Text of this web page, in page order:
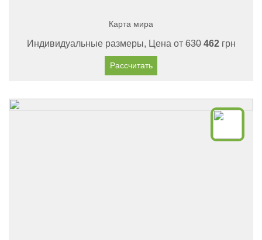
Карта мира
Индивидуальные размеры, Цена от630 462грн
Рассчитать